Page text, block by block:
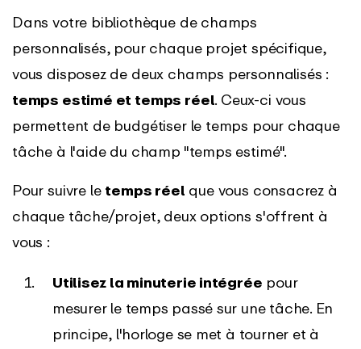
Dans votre bibliothèque de champs
personnalisés, pour chaque projet spécifique,
vous disposez de deux champs personnalisés :
temps estimé et temps réel. Ceux-ci vous
permettent de budgétiser le temps pour chaque
tâche à l'aide du champ "temps estimé".
Pour suivre le temps réel que vous consacrez à
chaque tâche/projet, deux options s'offrent à
vous :
Utilisez la minuterie intégrée pour
mesurer le temps passé sur une tâche. En
principe, l'horloge se met à tourner et à